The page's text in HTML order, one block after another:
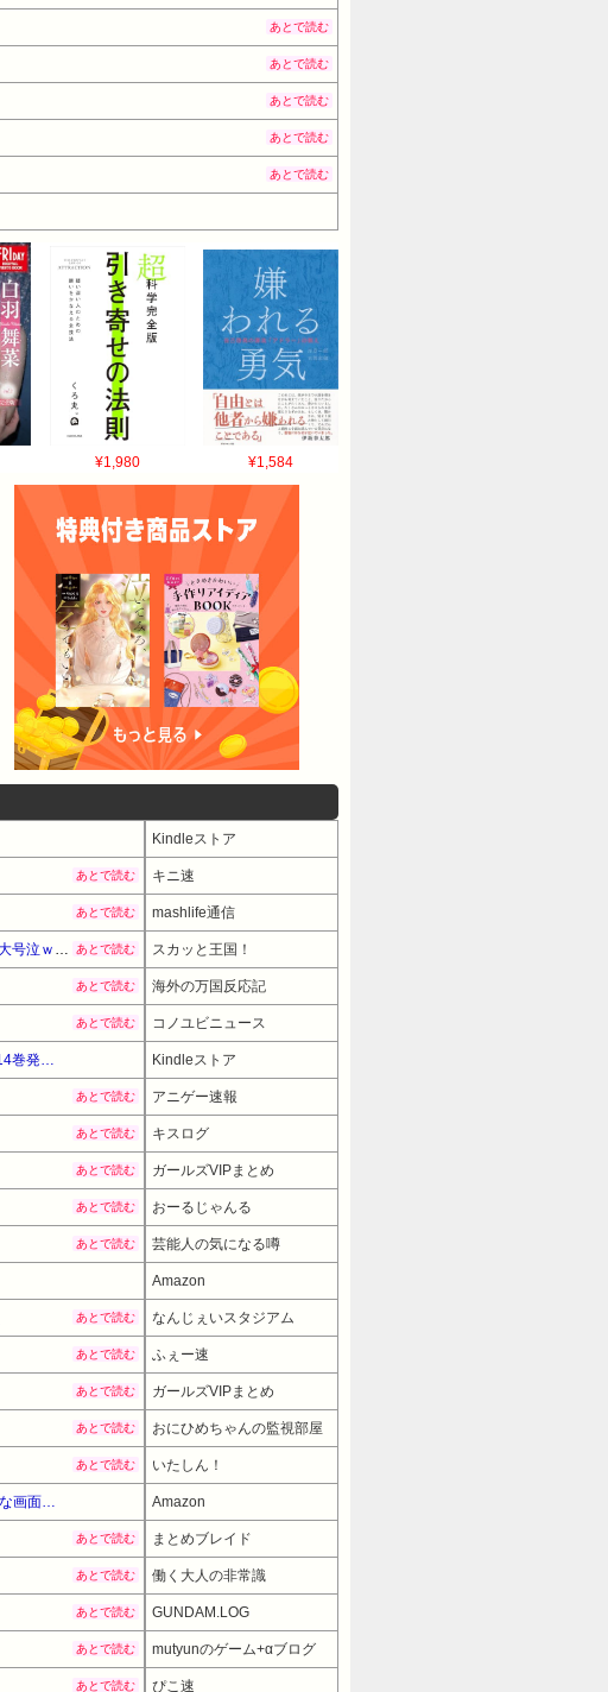
あとで読む
あとで読む
あとで読む
あとで読む
あとで読む
¥1,980 ¥1,584
Kindleストア
あとで読む キニ速
あとで読む mashlife通信
赤信号で追突してきた加害女性、降りてこず謝罪ポーズ→「わざとじゃないのに保険使うの！？」と大号泣ｗｗ被害者の私を悪者扱いし、旦那まで「妻を強く言わないで」と庇い出す地獄の事故現場 あとで読む スカッと王国！
あとで読む 海外の万国反応記
あとで読む コノユビニュース
【最大50%OFF】秋田書店 AKITA電子祭り 夏の陣 奥嶋ひろまさ「ババンババンバンバンパイア」最新14巻発売記念フェア Kindleストア
あとで読む アニゲー速報
あとで読む キスログ
あとで読む ガールズVIPまとめ
あとで読む おーるじゃんる
あとで読む 芸能人の気になる噂
Amazon
あとで読む なんじぇいスタジアム
あとで読む ふぇー速
あとで読む ガールズVIPまとめ
あとで読む おにひめちゃんの監視部屋
あとで読む いたしん！
【Amazonデバイスサマーセール】【15%OFF！】 Amazon Kindle - 目に優しい、かさばらない、大きな画面で読みやすい、6週間持続バッテリー、6インチディスプレイ電子書籍リーダー、マッチャ、16GB、広告なし Amazon
あとで読む まとめブレイド
あとで読む 働く大人の非常識
あとで読む GUNDAM.LOG
あとで読む mutyunのゲーム+αブログ
あとで読む ぴこ速